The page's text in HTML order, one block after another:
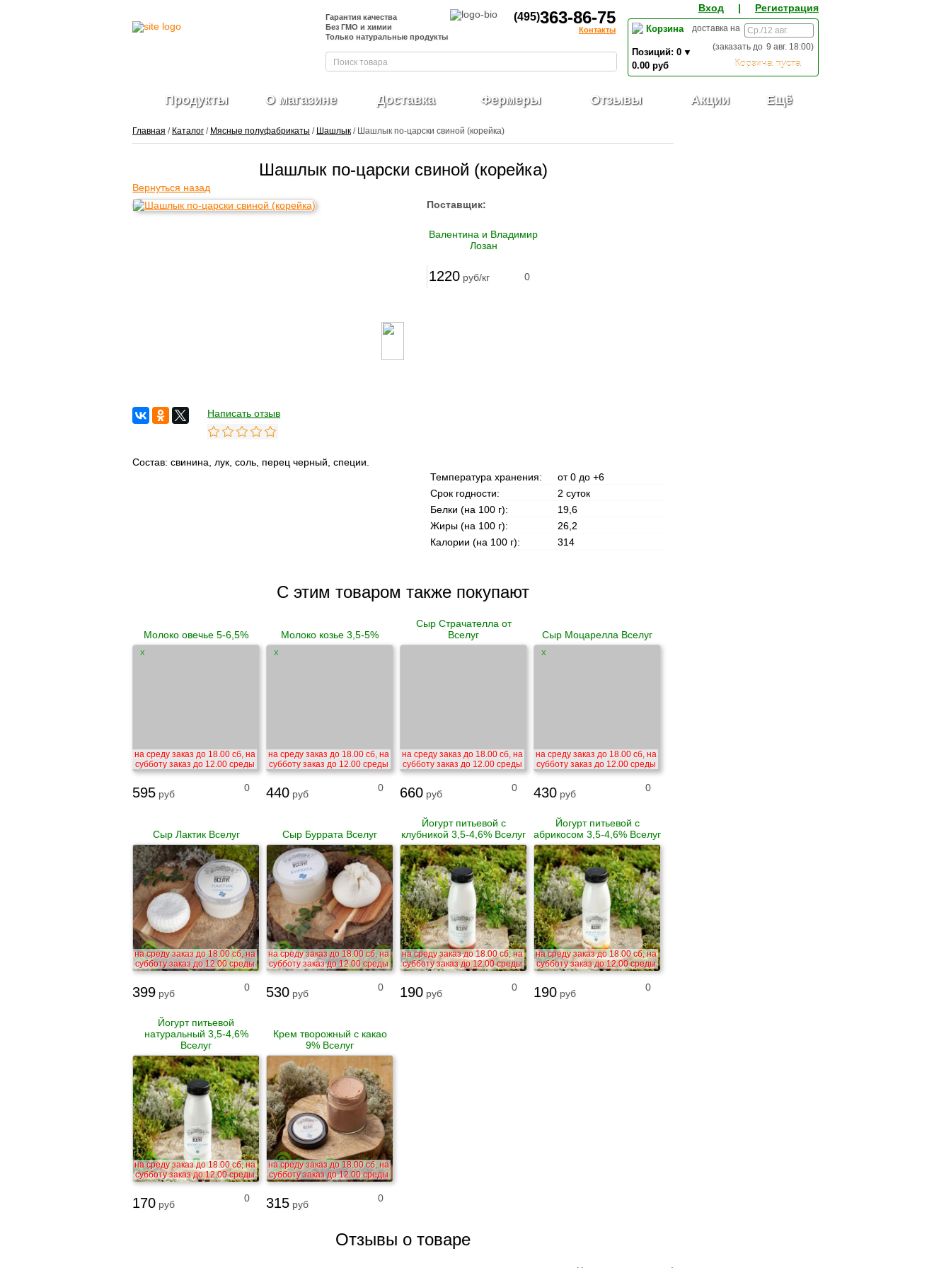
Гарантия качества
Без ГМО и химии
Только натуральные продукты
(495)363-86-75
Контакты
Вход | Регистрация
Корзина
Корзина пуста
доставка на
)
9 авг. 18:00
(заказать до
Позиций: 0
0.00 руб
0,00
Продукты О магазине Доставка Фермеры Отзывы Акции Ещё
Главная / Каталог / Мясные полуфабрикаты / Шашлык/ Шашлык по-царски свиной (корейка)
Шашлык по-царски свиной (корейка)
Вернуться назад
Поставщик:
Валентина и Владимир
Лозан
1220 руб/кг 0
Написать отзыв
Состав: свинина, лук, соль, перец черный, специи.
Температура хранения:
от 0 до +6
Срок годности:
2 суток
Белки (на 100 г):
19,6
Жиры (на 100 г):
26,2
Калории (на 100 г):
314
С этим товаром также покупают
Молоко овечье 5-6,5%
X
на среду заказ до 18.00 сб, на
субботу заказ до 12.00 среды
595 руб
0
Молоко козье 3,5-5%
X
на среду заказ до 18.00 сб, на
субботу заказ до 12.00 среды
440 руб
0
Сыр Страчателла от
Вселуг
на среду заказ до 18.00 сб, на
субботу заказ до 12.00 среды
660 руб
0
Сыр Моцарелла Вселуг
X
на среду заказ до 18.00 сб, на
субботу заказ до 12.00 среды
430 руб
0
Сыр Лактик Вселуг
на среду заказ до 18.00 сб, на
субботу заказ до 12.00 среды
399 руб
0
Сыр Буррата Вселуг
на среду заказ до 18.00 сб, на
субботу заказ до 12.00 среды
530 руб
0
Йогурт питьевой с
клубникой 3,5-4,6% Вселуг
на среду заказ до 18.00 сб, на
субботу заказ до 12.00 среды
190 руб
0
Йогурт питьевой с
абрикосом 3,5-4,6% Вселуг
на среду заказ до 18.00 сб, на
субботу заказ до 12.00 среды
190 руб
0
Йогурт питьевой
натуральный 3,5-4,6%
Вселуг
на среду заказ до 18.00 сб, на
субботу заказ до 12.00 среды
170 руб
0
Крем творожный с какао
9% Вселуг
на среду заказ до 18.00 сб, на
субботу заказ до 12.00 среды
315 руб
0
Отзывы о товаре